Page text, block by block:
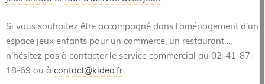
Si vous souhaitez être accompagné dans l’aménagement d’un
espace jeux enfants pour un commerce, un restaurant…,
n’hésitez pas à contacter le service commercial au 02-41-87-
18-69 ou à contact@kidea.fr